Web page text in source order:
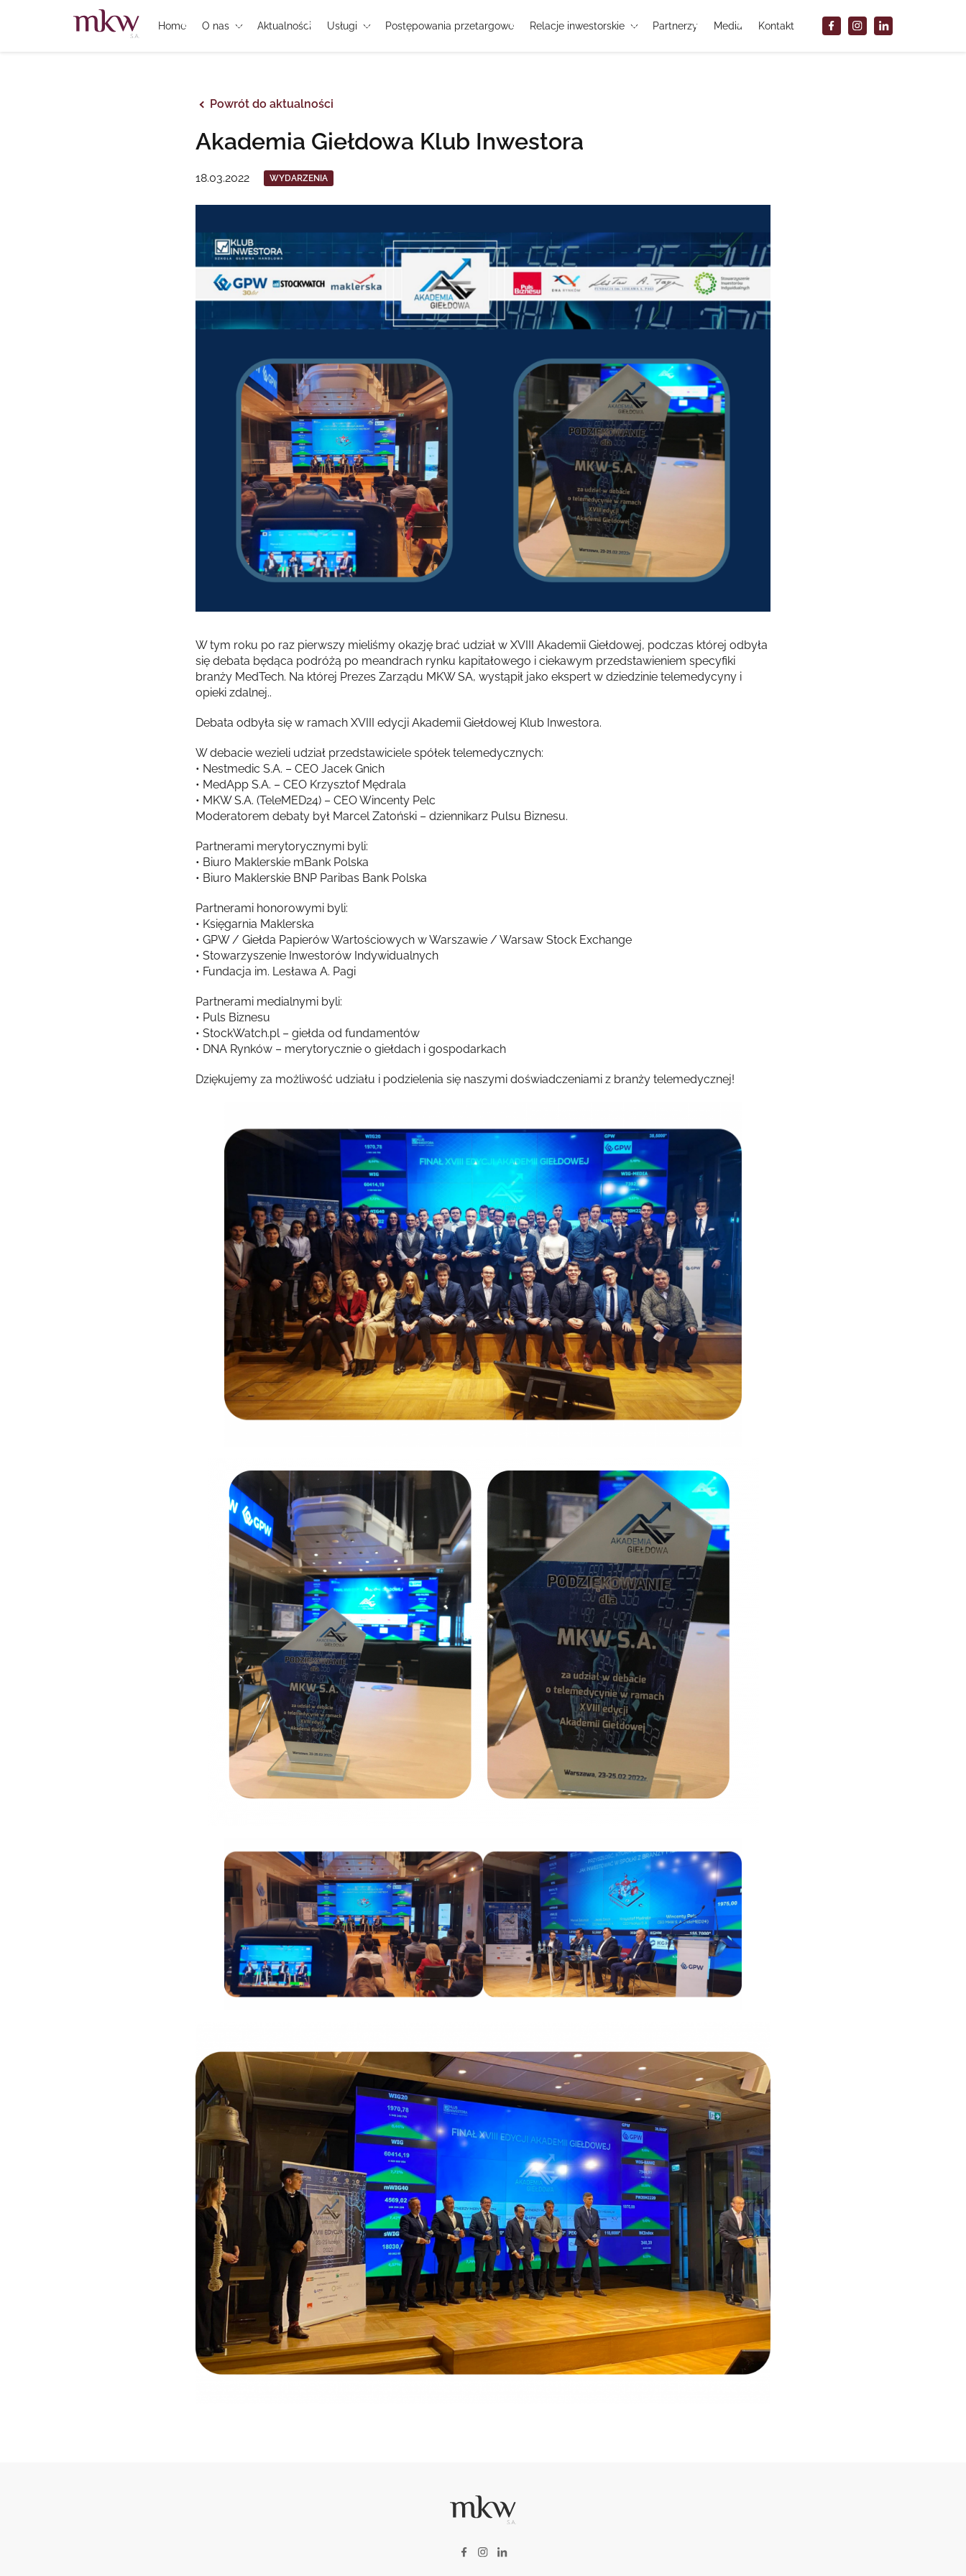
Home O nas Aktualności Usługi Postępowania przetargowe Relacje inwestorskie Partnerzy Media Kontakt
Powrót do aktualności
Akademia Giełdowa Klub Inwestora
18.03.2022 WYDARZENIA
W tym roku po raz pierwszy mieliśmy okazję brać udział w XVIII Akademii Giełdowej, podczas której odbyła
się debata będąca podróżą po meandrach rynku kapitałowego i ciekawym przedstawieniem specyfiki
branży MedTech. Na której Prezes Zarządu MKW SA, wystąpił jako ekspert w dziedzinie telemedycyny i
opieki zdalnej..
Debata odbyła się w ramach XVIII edycji Akademii Giełdowej Klub Inwestora.
W debacie wezieli udział przedstawiciele spółek telemedycznych:
• Nestmedic S.A. – CEO Jacek Gnich
• MedApp S.A. – CEO Krzysztof Mędrala
• MKW S.A. (TeleMED24) – CEO Wincenty Pelc
Moderatorem debaty był Marcel Zatoński – dziennikarz Pulsu Biznesu.
Partnerami merytorycznymi byli:
• Biuro Maklerskie mBank Polska
• Biuro Maklerskie BNP Paribas Bank Polska
Partnerami honorowymi byli:
• Księgarnia Maklerska
• GPW / Giełda Papierów Wartościowych w Warszawie / Warsaw Stock Exchange
• Stowarzyszenie Inwestorów Indywidualnych
• Fundacja im. Lesława A. Pagi
Partnerami medialnymi byli:
• Puls Biznesu
• StockWatch.pl – giełda od fundamentów
• DNA Rynków – merytorycznie o giełdach i gospodarkach
Dziękujemy za możliwość udziału i podzielenia się naszymi doświadczeniami z branży telemedycznej!